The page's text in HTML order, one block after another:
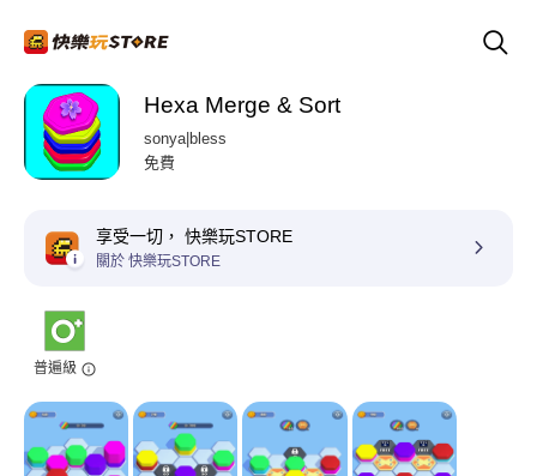
Hexa Merge & Sort
sonya|bless
免費
享受一切， 快樂玩STORE
關於 快樂玩STORE
普遍級